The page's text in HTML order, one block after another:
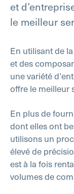
et
le meilleur
En utilisant de
et des
une variété
offre le meilleur
En plus de
dont elles ont
utilisons un
élevé de
est à la fois
volumes de